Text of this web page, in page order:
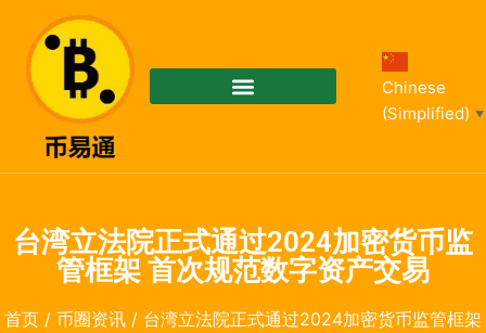
Chinese
(Simplified)
▼
台湾立法院正式通过2024加密货币监
管框架 首次规范数字资产交易
首页 / 币圈资讯 / 台湾立法院正式通过2024加密货币监管框架